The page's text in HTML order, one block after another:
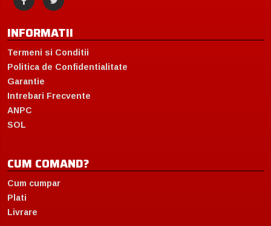
INFORMATII
Termeni si Conditii
Politica de Confidentialitate
Garantie
Intrebari Frecvente
ANPC
SOL
CUM COMAND?
Cum cumpar
Plati
Livrare